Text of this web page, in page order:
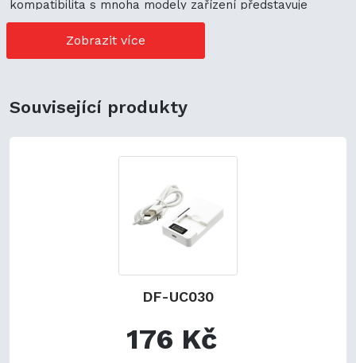
kompatibilita s mnoha modely zařízení představuje
cenově výhodné možnosti nákupu. Její univerzální použití
navíc podporuje ekologickou udržitelnost a zaručuje
flexibilitu.
Zobrazit více
Související produkty
DF-UC030
176 Kč